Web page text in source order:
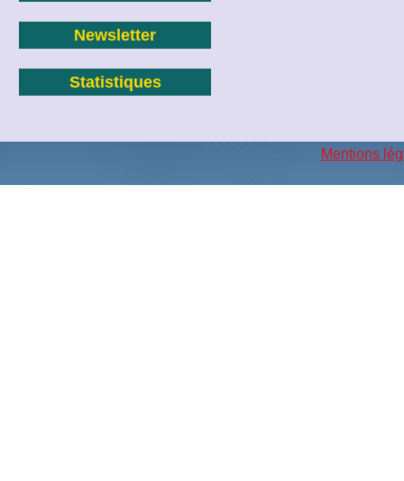
Newsletter
Statistiques
Mentions